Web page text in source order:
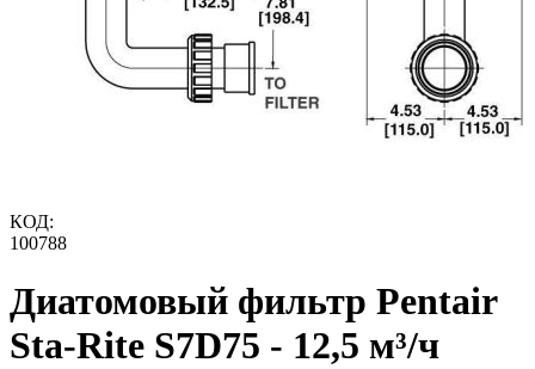
КОД:
100788
Диатомовый фильтр Pentair
Sta-Rite S7D75 - 12,5 м³/ч